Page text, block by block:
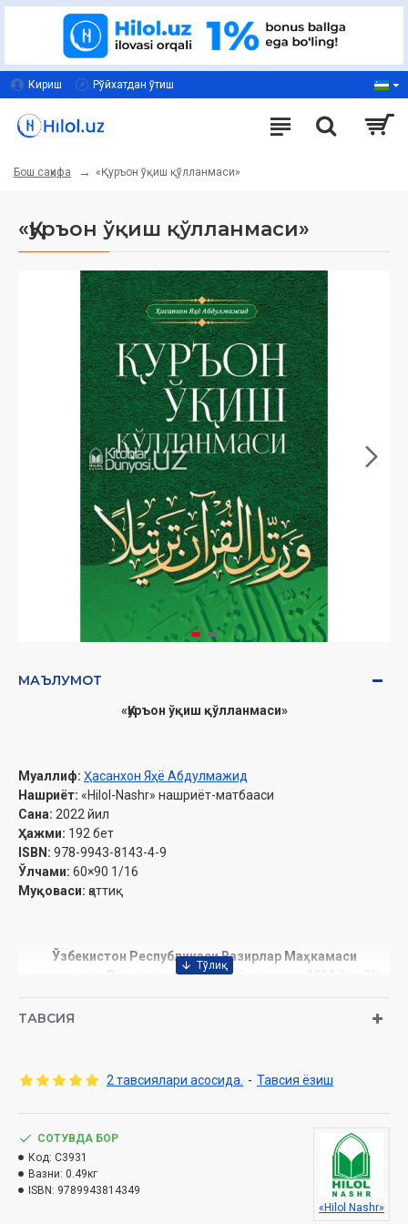
Кириш Рўйхатдан ўтиш
Бош саҳифа «Қуръон ўқиш қўлланмаси»
«Қуръон ўқиш қўлланмаси»
МАЪЛУМОТ
«Қуръон ўқиш қўлланмаси»
Муаллиф: Ҳасанхон Яҳё Абдулмажид
Нашриёт: «Hilol-Nashr» нашриёт-матбааси
Сана: 2022 йил
Ҳажми: 192 бет
ISBN: 978-9943-8143-4-9
Ўлчами: 60×90 1/16
Муқоваси: қаттиқ
Ўзбекистон Республикаси Вазирлар Маҳкамаси
ҳузуридаги Дин ишлари бўйича қўмитанинг 2022 йил 23
СЎЗБОШИ
وَالصَّلَاةُوَالسَّلَامُ آلِهِ وَأَصۡحَابِهِوَمَنْ
Бандасига китоб нозил этган ва унда ҳеч бир эгрилик
ТАВСИЯ
2 тавсиялари асосида. - Тавсия ёзиш
СОТУВДА БОР
Код: C3931
Вазни: 0.49кг
ISBN: 9789943814349
«Hilol Nashr»